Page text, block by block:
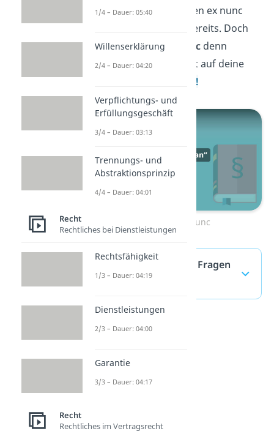
Den Unterschied zwischen ex nunc
und ex tunc kennst du bereits. Doch
wann wendest du
ex tunc denn
nochmal an? Die Antwort auf deine
Frage bekommst du
hier!
Zum Video: ex tunc
ex nunc — häufigste Fragen
(ausklappen)
1/4 – Dauer: 05:40
Willenserklärung
2/4 – Dauer: 04:20
Verpflichtungs- und
Erfüllungsgeschäft
3/4 – Dauer: 03:13
Trennungs- und
Abstraktionsprinzip
4/4 – Dauer: 04:01
Recht
Rechtliches bei Dienstleistungen
Rechtsfähigkeit
1/3 – Dauer: 04:19
Dienstleistungen
2/3 – Dauer: 04:00
Garantie
3/3 – Dauer: 04:17
Recht
Rechtliches im Vertragsrecht